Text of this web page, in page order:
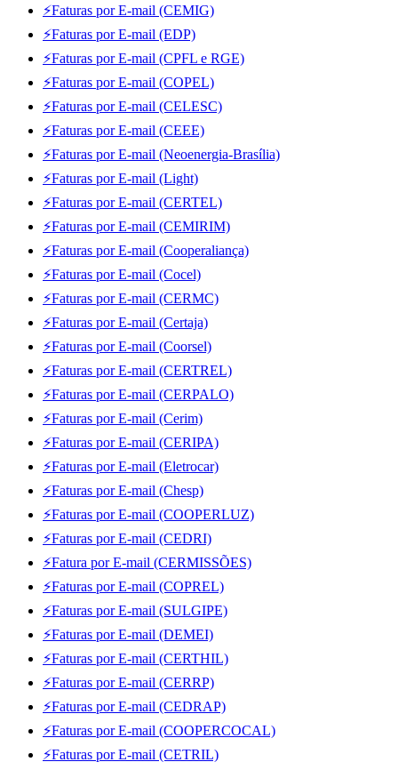
⚡Faturas por E-mail (CEMIG)
⚡Faturas por E-mail (EDP)
⚡Faturas por E-mail (CPFL e RGE)
⚡Faturas por E-mail (COPEL)
⚡Faturas por E-mail (CELESC)
⚡Faturas por E-mail (CEEE)
⚡Faturas por E-mail (Neoenergia-Brasília)
⚡Faturas por E-mail (Light)
⚡Faturas por E-mail (CERTEL)
⚡Faturas por E-mail (CEMIRIM)
⚡Faturas por E-mail (Cooperaliança)
⚡Faturas por E-mail (Cocel)
⚡Faturas por E-mail (CERMC)
⚡Faturas por E-mail (Certaja)
⚡Faturas por E-mail (Coorsel)
⚡Faturas por E-mail (CERTREL)
⚡Faturas por E-mail (CERPALO)
⚡Faturas por E-mail (Cerim)
⚡Faturas por E-mail (CERIPA)
⚡Faturas por E-mail (Eletrocar)
⚡Faturas por E-mail (Chesp)
⚡Faturas por E-mail (COOPERLUZ)
⚡Faturas por E-mail (CEDRI)
⚡Fatura por E-mail (CERMISSÕES)
⚡Faturas por E-mail (COPREL)
⚡Faturas por E-mail (SULGIPE)
⚡Faturas por E-mail (DEMEI)
⚡Faturas por E-mail (CERTHIL)
⚡Faturas por E-mail (CERRP)
⚡Faturas por E-mail (CEDRAP)
⚡Faturas por E-mail (COOPERCOCAL)
⚡Faturas por E-mail (CETRIL)